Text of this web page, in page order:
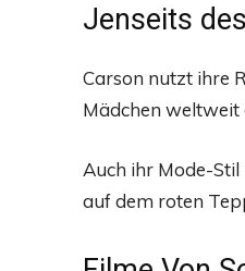
Jenseits
Carson nutzt ihre
Mädchen weltweit
Auch ihr Mode-
auf dem roten